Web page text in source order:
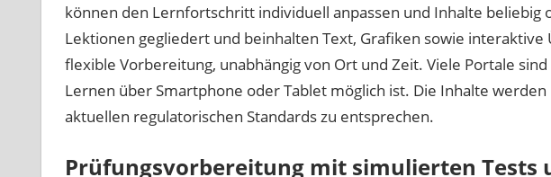
können den Lernfortschritt individuell anpassen und Inhalte beliebig
Lektionen gegliedert und beinhalten Text, Grafiken sowie interaktive
flexible Vorbereitung, unabhängig von Ort und Zeit. Viele Portale
Lernen über Smartphone oder Tablet möglich ist. Die Inhalte
aktuellen regulatorischen Standards zu entsprechen.
Prüfungsvorbereitung mit simulierten Tests